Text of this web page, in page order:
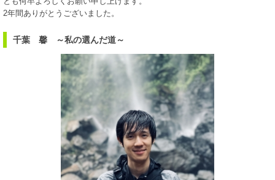
2年間ありがとうございました。
千葉 馨 ～私の選んだ道～